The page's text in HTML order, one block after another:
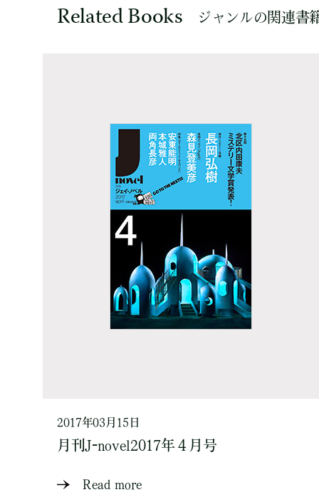
Related Books ジャンルの関連書
2017年03月15日
月刊J-novel2017年４月号
Read more